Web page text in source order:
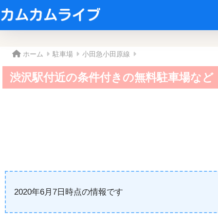
ホーム 駐車場 小田急小田原線
渋沢駅付近の条件付きの無料駐車場など
2020年6月7日時点の情報です